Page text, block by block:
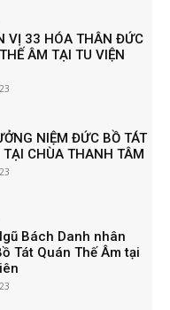
VỊ 33 HÓA THÂN ĐỨC
ÂM TẠI TU VIỆN
NIỆM ĐỨC BỒ TÁT
CHÙA THANH TÂM
Bách Danh nhân
Tát Quán Thế Âm tại